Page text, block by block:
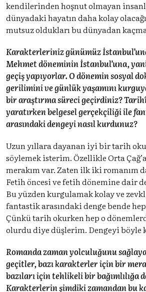
kendilerinden hoşnut olmayan
dünyadaki hayatın daha kolay
mutsuz oldukları bu dünyadan
Karakterleriniz günümüz
Mehmet döneminin İstanbul’una,
geçiş yapıyorlar. O dönemin sosyal
gerilimini ve günlük yaşamını
bir araştırma süreci geçirdiniz?
yaratırken belgesel gerçekçiliği ile
arasındaki dengeyi nasıl kurdunuz?
Uzun yıllara dayanan iyi bir tarih
söylemek isterim. Özellikle Orta
merakım var. Zaten ilk iki romanım
Fetih öncesi ve fetih dönemine dair
Bu yüzden kurgulamak kolay ve
fantastik arasındaki denge bende hep
Çünkü tarih okurken hep o
olurdu diye düşlerim. Dengeyi böyle
Romanda zaman yolculuğunu
geçitler, bazı karakterler için bir
bazıları için tehlikeli bir bağımlılığa
Karakterlerin şimdiki zamandan bu